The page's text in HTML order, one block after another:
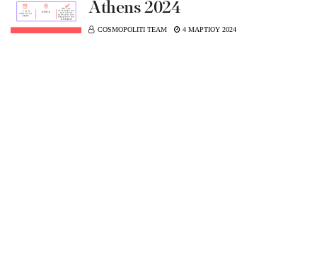
Athens 2024
COSMOPOLITI TEAM 4 ΜΑΡΤΙΟΥ 2024